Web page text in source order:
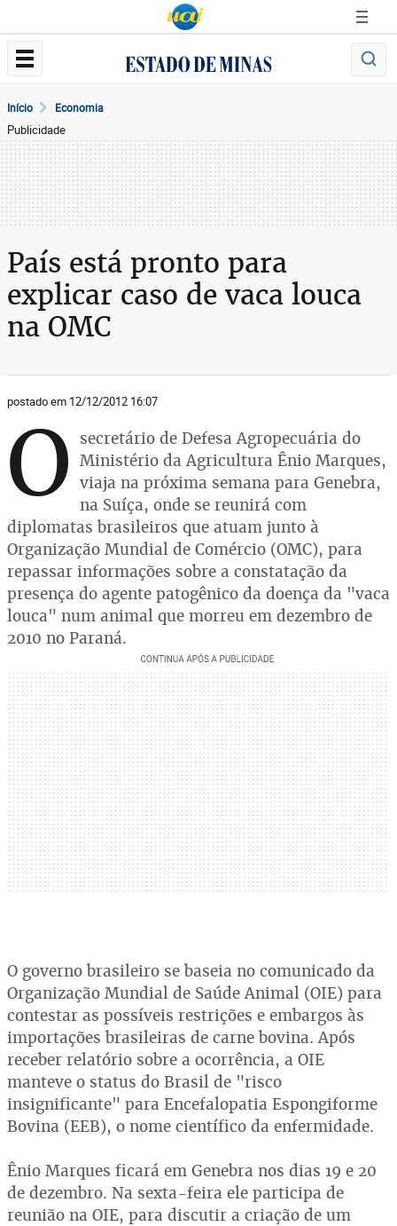
Início Economia
Publicidade
País está pronto para
explicar caso de vaca louca
na OMC
postado em 12/12/2012 16:07
O
secretário de Defesa Agropecuária do
Ministério da Agricultura Ênio Marques,
viaja na próxima semana para Genebra,
na Suíça, onde se reunirá com
diplomatas brasileiros que atuam junto à
Organização Mundial de Comércio (OMC), para
repassar informações sobre a constatação da
presença do agente patogênico da doença da "vaca
louca" num animal que morreu em dezembro de
2010 no Paraná.
O governo brasileiro se baseia no comunicado da
Organização Mundial de Saúde Animal (OIE) para
contestar as possíveis restrições e embargos às
importações brasileiras de carne bovina. Após
receber relatório sobre a ocorrência, a OIE
manteve o status do Brasil de "risco
insignificante" para Encefalopatia Espongiforme
Bovina (EEB), o nome científico da enfermidade.
Ênio Marques ficará em Genebra nos dias 19 e 20
de dezembro. Na sexta-feira ele participa de
reunião na OIE, para discutir a criação de um